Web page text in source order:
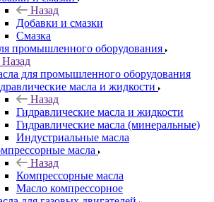
Назад
Добавки и смазки
Смазка
промышленного оборудования
Назад
для промышленного оборудования
масла и жидкости
Назад
Гидравлические масла и жидкости
Гидравлические масла (минеральные)
Индустриальные масла
масла
Назад
Компрессорные масла
Масло компрессорное